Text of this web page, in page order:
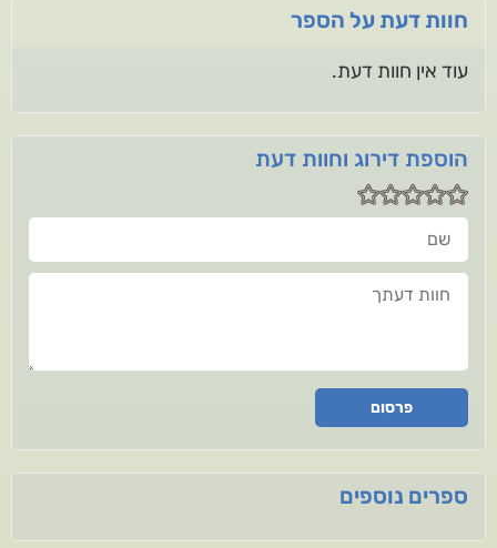
חוות דעת על הספר
עוד אין חוות דעת.
הוספת דירוג וחוות דעת
שם
חוות דעתך
פרסום
ספרים נוספים